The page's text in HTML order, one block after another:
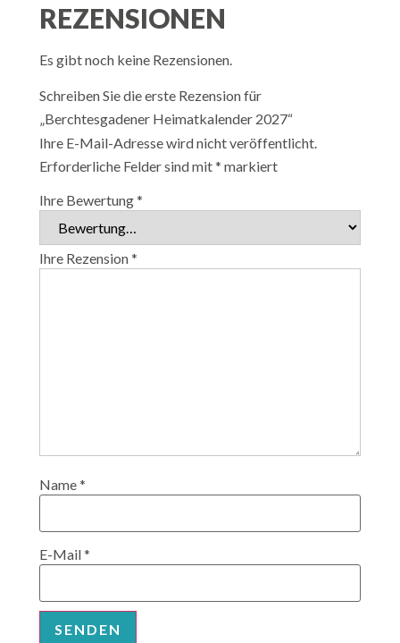
REZENSIONEN
Es gibt noch keine Rezensionen.
Schreiben Sie die erste Rezension für
„Berchtesgadener Heimatkalender 2027“
Ihre E-Mail-Adresse wird nicht veröffentlicht.
Erforderliche Felder sind mit* markiert
Ihre Bewertung*
Ihre Rezension*
Name*
E-Mail*